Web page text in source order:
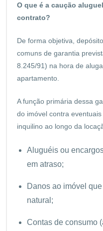
O que é a caução
contrato?
De forma objetiva,
comuns de garantia
8.245/91) na hora de
apartamento.
A função primária dessa
do imóvel contra
inquilino ao longo da
Aluguéis ou
em atraso;
Danos ao imóvel
natural;
Contas de consumo